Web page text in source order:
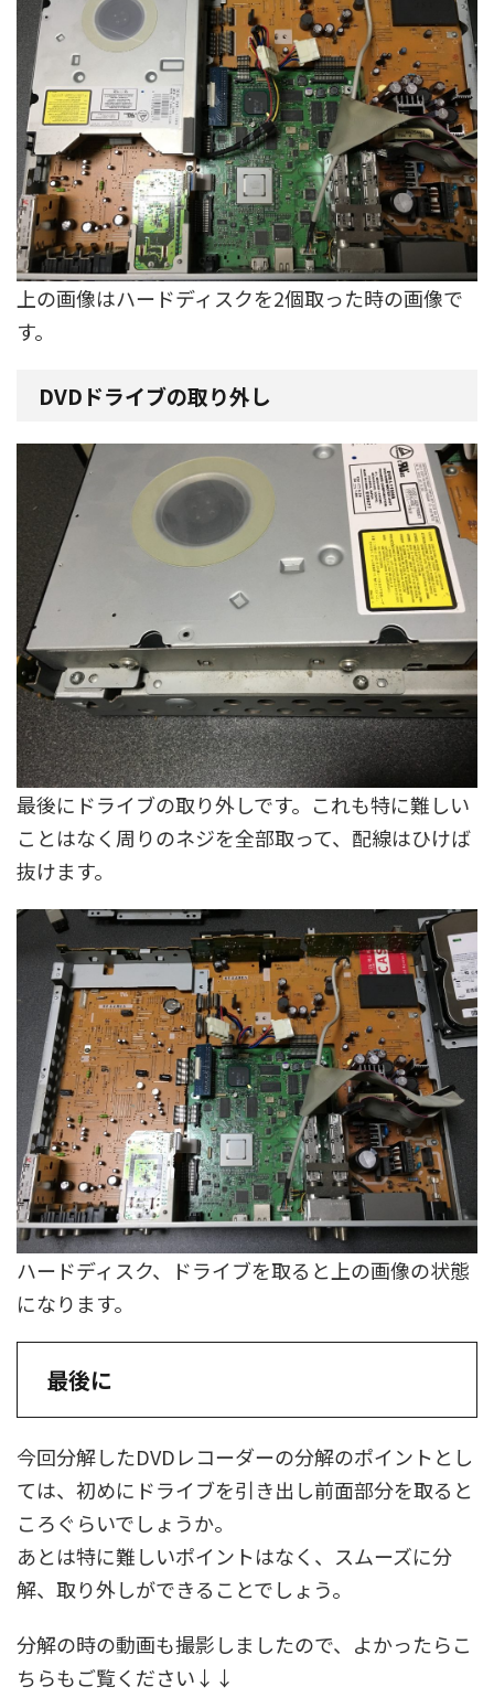
上の画像はハードディスクを2個取った時の画像で
す。
DVDドライブの取り外し
最後にドライブの取り外しです。これも特に難しい
ことはなく周りのネジを全部取って、配線はひけば
抜けます。
ハードディスク、ドライブを取ると上の画像の状態
になります。
最後に
今回分解したDVDレコーダーの分解のポイントとし
ては、初めにドライブを引き出し前面部分を取ると
ころぐらいでしょうか。
あとは特に難しいポイントはなく、スムーズに分
解、取り外しができることでしょう。
分解の時の動画も撮影しましたので、よかったらこ
ちらもご覧ください↓↓